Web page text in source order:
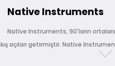
Native Instruments
Native Instruments, 90'ların
açıları getirmiştir. Native
üretim ve düzenleme şekilleri